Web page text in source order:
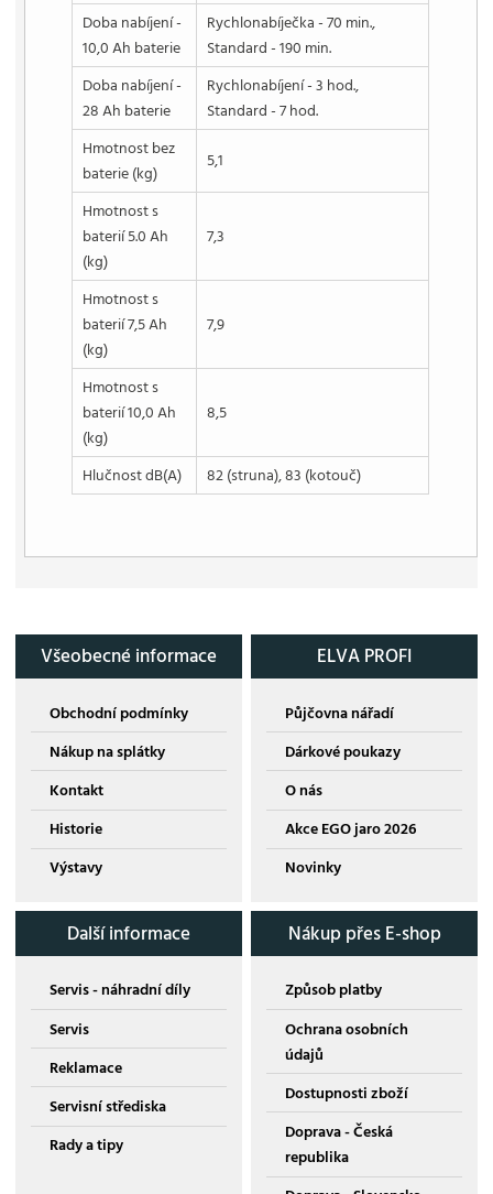
Doba nabíjení -
10,0 Ah baterie
Rychlonabíječka - 70 min.,
Standard - 190 min.
Doba nabíjení -
28 Ah baterie
Rychlonabíjení - 3 hod.,
Standard - 7 hod.
Hmotnost bez
baterie (kg)
5,1
Hmotnost s
baterií 5.0 Ah
(kg)
7,3
Hmotnost s
baterií 7,5 Ah
(kg)
7,9
Hmotnost s
baterií 10,0 Ah
(kg)
8,5
Hlučnost dB(A) 82 (struna), 83 (kotouč)
Všeobecné informace
Obchodní podmínky
Nákup na splátky
Kontakt
Historie
Výstavy
ELVA PROFI
Půjčovna nářadí
Dárkové poukazy
O nás
Akce EGO jaro 2026
Novinky
Další informace
Servis - náhradní díly
Servis
Reklamace
Servisní střediska
Rady a tipy
Nákup přes E-shop
Způsob platby
Ochrana osobních
údajů
Dostupnosti zboží
Doprava - Česká
republika